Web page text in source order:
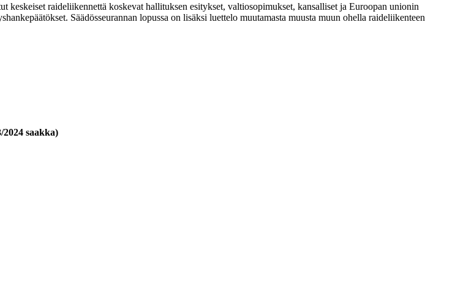
keskeiset raideliikennettä koskevat hallituksen esitykset, valtiosopimukset, kansalliset ja Euroopan unionin
Säädösseurannan lopussa on lisäksi luettelo muutamasta muusta muun ohella raideliikenteen
2024 saakka)